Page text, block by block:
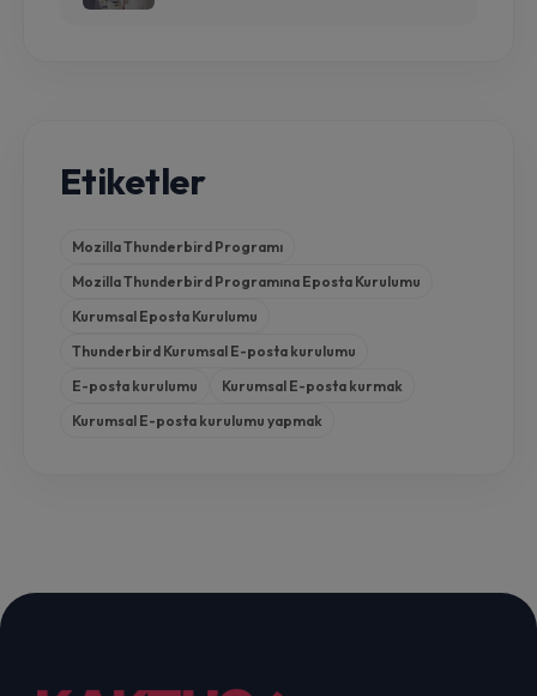
Etiketler
Mozilla Thunderbird Programı
Mozilla Thunderbird Programına Eposta Kurulumu
Kurumsal Eposta Kurulumu
Thunderbird Kurumsal E-posta kurulumu
E-posta kurulumu
Kurumsal E-posta kurmak
Kurumsal E-posta kurulumu yapmak